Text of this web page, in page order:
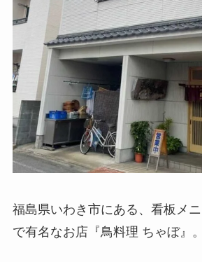
福島県いわき市にある、看板メニ
で有名なお店『鳥料理 ちゃぼ』。